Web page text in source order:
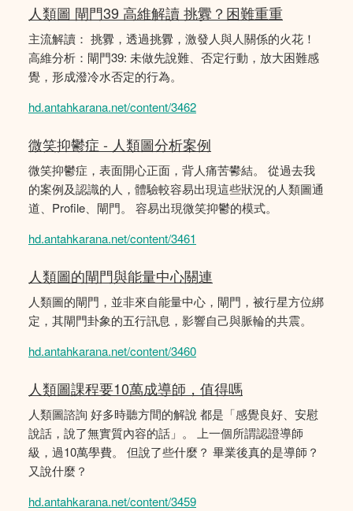
人類圖 閘門39 高維解讀 挑釁？困難重重
主流解讀： 挑釁，透過挑釁，激發人與人關係的火花！
高維分析：閘門39: 未做先說難、否定行動，放大困難感
覺，形成潑冷水否定的行為。
hd.antahkarana.net/content/3462
微笑抑鬱症 - 人類圖分析案例
微笑抑鬱症，表面開心正面，背人痛苦鬰結。 從過去我
的案例及認識的人，體驗較容易出現這些狀況的人類圖通
道、Profile、閘門。 容易出現微笑抑鬱的模式。
hd.antahkarana.net/content/3461
人類圖的閘門與能量中心關連
人類圖的閘門，並非來自能量中心，閘門，被行星方位綁
定，其閘門卦象的五行訊息，影響自己與脈輪的共震。
hd.antahkarana.net/content/3460
人類圖課程要10萬成導師，值得嗎
人類圖諮詢 好多時聽方間的解說 都是「感覺良好、安慰
說話，說了無實質內容的話」。 上一個所謂認證導師
級，過10萬學費。 但說了些什麼？ 畢業後真的是導師？
又說什麼？
hd.antahkarana.net/content/3459